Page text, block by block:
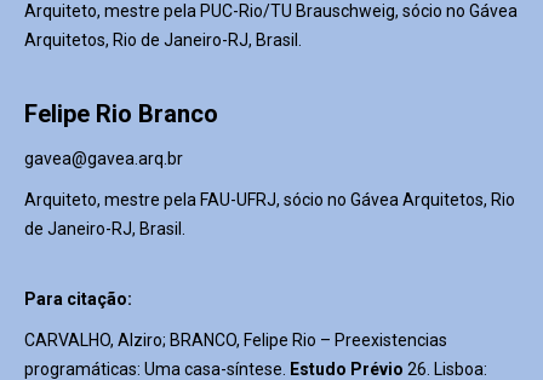
Arquiteto, mestre pela PUC-Rio/TU Brauschweig, sócio no Gávea
Arquitetos, Rio de Janeiro-RJ, Brasil.
Felipe Rio Branco
gavea@gavea.arq.br
Arquiteto, mestre pela FAU-UFRJ, sócio no Gávea Arquitetos, Rio
de Janeiro-RJ, Brasil.
Para citação:
CARVALHO, Alziro; BRANCO, Felipe Rio – Preexistencias
programáticas: Uma casa-síntese.
Estudo Prévio 26. Lisboa: